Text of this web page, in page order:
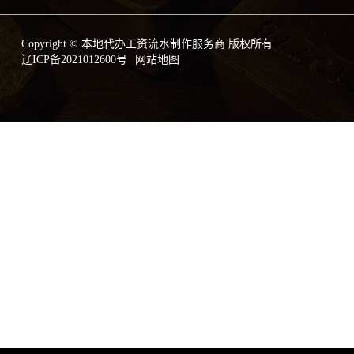
Copyright © 本地代办工资流水制作服务商 版权所有
辽ICP备2021012600号
网站地图